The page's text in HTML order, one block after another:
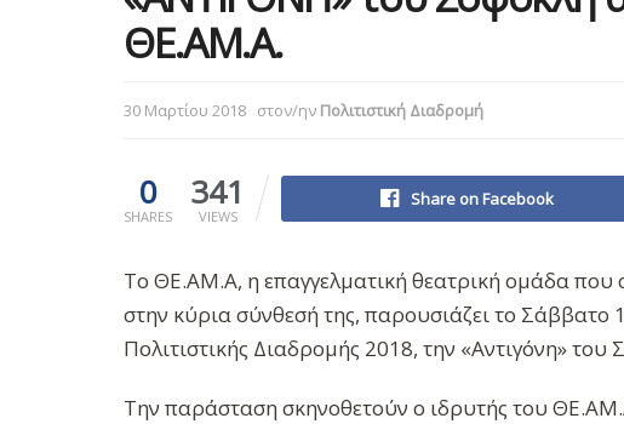
ΘΕ.ΑΜ.Α.
30 Μαρτίου 2018 στον/ην Πολιτιστική Διαδρομή
0
SHARES
341
VIEWS
Share on Facebook
Το ΘΕ.ΑΜ.Α, η επαγγελματική θεατρική ομάδα που
στην κύρια σύνθεσή της, παρουσιάζει το Σάββατο
Πολιτιστικής Διαδρομής 2018, την «Αντιγόνη»
Την παράσταση σκηνοθετούν ο ιδρυτής του